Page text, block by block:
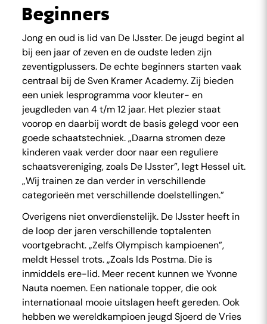
Beginners
Jong en oud is lid van De IJsster. De jeugd begint al
bij een jaar of zeven en de oudste leden zijn
zeventigplussers. De echte beginners starten vaak
centraal bij de Sven Kramer Academy. Zij bieden
een uniek lesprogramma voor kleuter- en
jeugdleden van 4 t/m 12 jaar. Het plezier staat
voorop en daarbij wordt de basis gelegd voor een
goede schaatstechniek. „Daarna stromen deze
kinderen vaak verder door naar een reguliere
schaatsvereniging, zoals De IJsster”, legt Hessel uit.
„Wij trainen ze dan verder in verschillende
categorieën met verschillende doelstellingen.”
Overigens niet onverdienstelijk. De IJsster heeft in
de loop der jaren verschillende toptalenten
voortgebracht. „Zelfs Olympisch kampioenen”,
meldt Hessel trots. „Zoals Ids Postma. Die is
inmiddels ere-lid. Meer recent kunnen we Yvonne
Nauta noemen. Een nationale topper, die ook
internationaal mooie uitslagen heeft gereden. Ook
hebben we wereldkampioen jeugd Sjoerd de Vries